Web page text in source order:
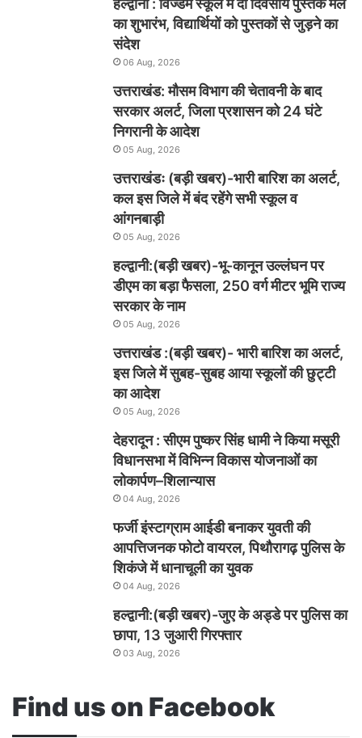
हल्द्वानी : विज्डम स्कूल में दो दिवसीय पुस्तक मेले
का शुभारंभ, विद्यार्थियों को पुस्तकों से जुड़ने का
संदेश
06 Aug, 2026
उत्तराखंड: मौसम विभाग की चेतावनी के बाद
सरकार अलर्ट, जिला प्रशासन को 24 घंटे
निगरानी के आदेश
05 Aug, 2026
उत्तराखंडः (बड़ी खबर)-भारी बारिश का अलर्ट,
कल इस जिले में बंद रहेंगे सभी स्कूल व
आंगनबाड़ी
05 Aug, 2026
हल्द्वानी:(बड़ी खबर)-भू-कानून उल्लंघन पर
डीएम का बड़ा फैसला, 250 वर्ग मीटर भूमि राज्य
सरकार के नाम
05 Aug, 2026
उत्तराखंड :(बड़ी खबर)- भारी बारिश का अलर्ट,
इस जिले में सुबह-सुबह आया स्कूलों की छुट्टी
का आदेश
05 Aug, 2026
देहरादून : सीएम पुष्कर सिंह धामी ने किया मसूरी
विधानसभा में विभिन्न विकास योजनाओं का
लोकार्पण–शिलान्यास
04 Aug, 2026
फर्जी इंस्टाग्राम आईडी बनाकर युवती की
आपत्तिजनक फोटो वायरल, पिथौरागढ़ पुलिस के
शिकंजे में धानाचूली का युवक
04 Aug, 2026
हल्द्वानी:(बड़ी खबर)-जुए के अड्डे पर पुलिस का
छापा, 13 जुआरी गिरफ्तार
03 Aug, 2026
Find us on Facebook